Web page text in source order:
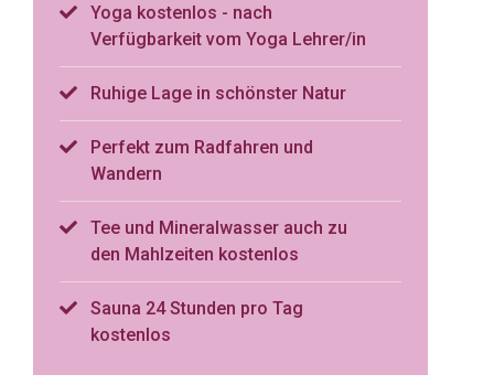
Yoga kostenlos - nach
Verfügbarkeit vom Yoga Lehrer/in
Ruhige Lage in schönster Natur
Perfekt zum Radfahren und
Wandern
Tee und Mineralwasser auch zu
den Mahlzeiten kostenlos
Sauna 24 Stunden pro Tag
kostenlos